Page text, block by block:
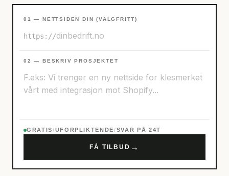
01 — NETTSIDEN DIN (VALGFRITT)
https://
02 — BESKRIV PROSJEKTET
GRATIS/UFORPLIKTENDE/SVAR PÅ 24T
FÅ TILBUD →